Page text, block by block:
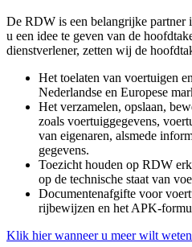
De RDW is een belangrijke partner
u een idee te geven van de
dienstverlener, zetten wij de
Het toelaten van voertuigen
Nederlandse en Europese
Het verzamelen, opslaan,
zoals voertuiggegevens,
van eigenaren, alsmede
gegevens.
Toezicht houden op RDW
op de technische staat van
Documentenafgifte voor
rijbewijzen en het APK-
Klik hier wanneer u meer wilt